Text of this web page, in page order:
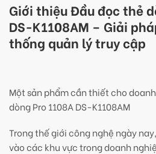
Giới thiệu Đầu đọc thẻ
DS-K1108AM – Giải
thống quản lý truy cập
Một sản phẩm cần thiết cho
dòng Pro 1108A DS-K1108AM
Trong thế giới công nghệ ngày
vào các khu vực trong doanh